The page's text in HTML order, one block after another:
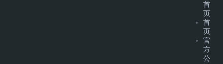
首
页
首
页
官
方
公